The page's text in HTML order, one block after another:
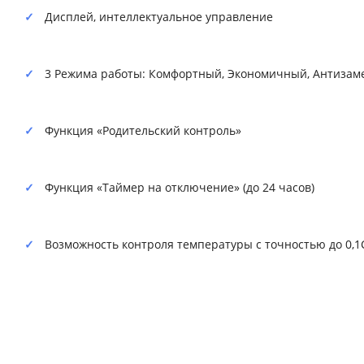
Дисплей, интеллектуальное управление
3 Режима работы: Комфортный, Экономичный,
Функция «Родительский контроль»
Функция «Таймер на отключение» (до 24 часов)
Возможность контроля температуры с точностью до